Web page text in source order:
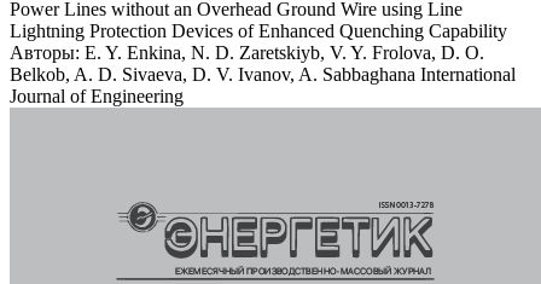
Power Lines without an Overhead Ground Wire using Line
Lightning Protection Devices of Enhanced Quenching Capability
Авторы: E. Y. Enkina, N. D. Zaretskiyb, V. Y. Frolova, D. O.
Belkob, A. D. Sivaeva, D. V. Ivanov, A. Sabbaghana International
Journal of Engineering